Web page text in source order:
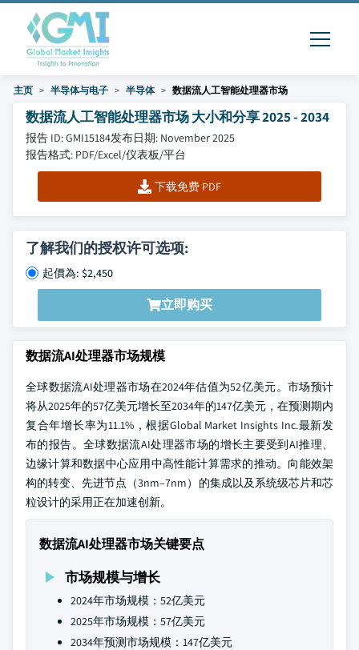
主页 半导体与电子 半导体 数据流人工智能处理器市场
数据流人工智能处理器市场 大小和分享 2025 - 2034
报告 ID: GMI15184发布日期: November 2025
报告格式: PDF/Excel/仪表板/平台
下载免费 PDF
了解我们的授权许可选项:
起價為: $2,450
立即购买
数据流AI处理器市场规模
全球数据流AI处理器市场在2024年估值为52亿美元。市场预计
将从2025年的57亿美元增长至2034年的147亿美元，在预测期内
复合年增长率为11.1%，根据Global Market Insights Inc.最新发
布的报告。全球数据流AI处理器市场的增长主要受到AI推理、
边缘计算和数据中心应用中高性能计算需求的推动。向能效架
构的转变、先进节点（3nm–7nm）的集成以及系统级芯片和芯
粒设计的采用正在加速创新。
数据流AI处理器市场关键要点
市场规模与增长
2024年市场规模：52亿美元
2025年市场规模：57亿美元
2034年预测市场规模：147亿美元